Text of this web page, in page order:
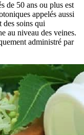
de 50 ans ou plus est
appelés aussi
des soins qui
au niveau des veines.
administré par